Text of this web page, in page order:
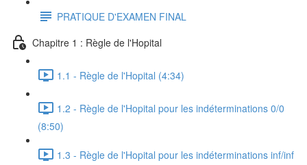
PRATIQUE D'EXAMEN FINAL
Chapitre 1 : Règle de l'Hopital
1.1 - Règle de l'Hopital (4:34)
1.2 - Règle de l'Hopital pour les indéterminations 0/0
(8:50)
1.3 - Règle de l'Hopital pour les indéterminations inf/inf